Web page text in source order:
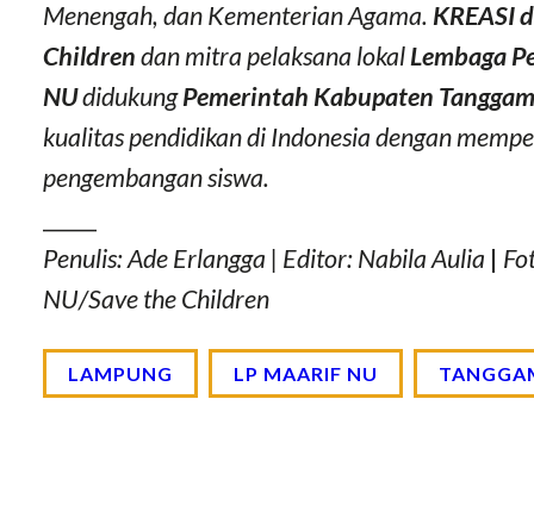
Menengah, dan Kementerian Agama. KREASI
Childrendan mitra pelaksana lokalLembaga
NUdidukungPemerintah Kabupaten
kualitas pendidikan di Indonesia dengan
pengembangan siswa.
Penulis: Ade Erlangga | Editor: Nabila Aulia |
NU/Save the Children
LAMPUNG LP MAARIF NU